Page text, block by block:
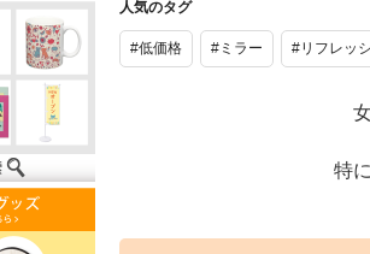
人気のタグ
#低価格 #ミラー #リフレッ
特